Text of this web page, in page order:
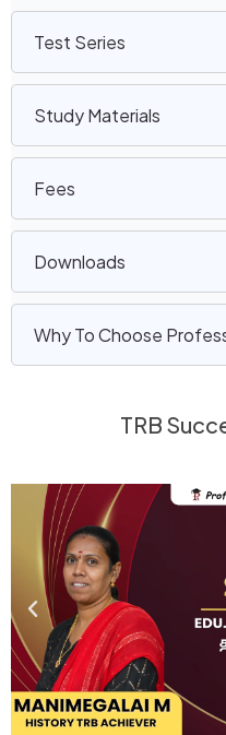
Test Series
Study Materials
Fees
Downloads
Why To Choose
TRB